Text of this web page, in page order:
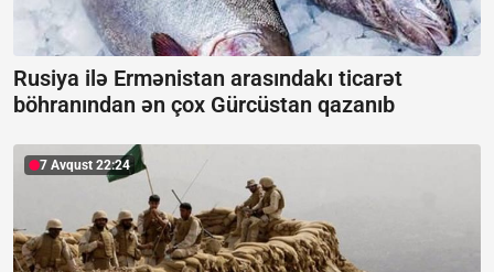
Rusiya ilə Ermənistan arasındakı ticarət
böhranından ən çox Gürcüstan qazanıb
7 Avqust 22:24